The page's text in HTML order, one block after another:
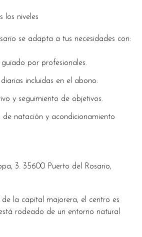
los niveles
se adapta a tus necesidades con:
por profesionales.
incluidas en el abono.
y seguimiento de objetivos.
de natación y acondicionamiento
3. 35600 Puerto del Rosario,
la capital majorera, el centro es
rodeado de un entorno natural